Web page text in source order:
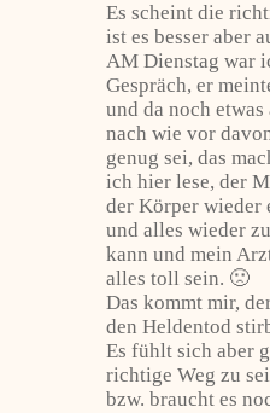
Es scheint die
ist es besser aber
AM Dienstag war
Gespräch, er
und da noch etwas
nach wie vor
genug sei, das
ich hier lese, der
der Körper wieder
und alles wieder
kann und mein
alles toll sein. 🙁
Das kommt mir,
den Heldentod
Es fühlt sich aber
richtige Weg zu
bzw. braucht es